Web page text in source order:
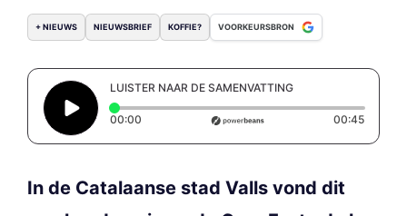
+ NIEUWS NIEUWSBRIEF KOFFIE? VOORKEURSBRON
LUISTER NAAR DE SAMENVATTING
00:00 Elapsed time: 0 seconds 00:45
In de Catalaanse stad Valls vond dit